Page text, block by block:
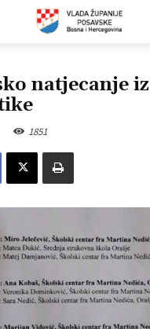
natjecanje iz
1851